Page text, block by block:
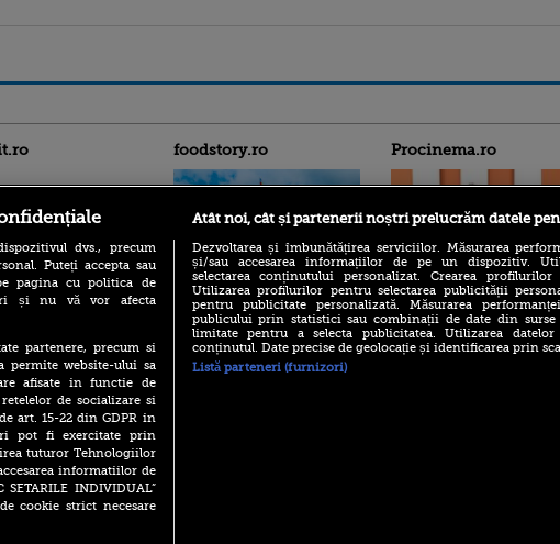
foodstory.ro
(P) Descoperă Lumea
Evenimentelor din România
cu Transilvania Events!
(P) Raku, gaming intens și o
Procinema.ro
Emoții intense pentru
Sebastian Stan! Iubita lui,
Annabelle, l-a făcut tată!
dvs., precum
Puteți accepta sau
pagina cu politica de
și nu vă vor afecta
partenere, precum si
permite website-ului sa
afisate in functie de
de socializare si
art. 15-22 din GDPR in
pot fi exercitate prin
tuturor Tehnologiilor
informatiilor de
INDIVIDUAL”
cookie strict necesare
Atât noi, cât și partenerii noștri prelucrăm datele
Dezvoltarea și îmbunătățirea serviciilor. Măsurarea
și/sau accesarea informațiilor de pe un dispozitiv.
selectarea conținutului personalizat. Crearea
Utilizarea profilurilor pentru selectarea publicității
pentru publicitate personalizată. Măsurarea
publicului prin statistici sau combinații de date din surse
limitate pentru a selecta publicitatea. Utilizarea
conținutul. Date precise de geolocație și identificarea prin
Listă parteneri (furnizori)